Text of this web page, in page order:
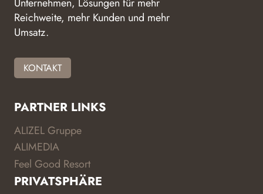
Reichweite, mehr Kunden und mehr
Umsatz.
KONTAKT
PARTNER LINKS
ALIZEL Gruppe
ALIMEDIA
Feel Good Resort
PRIVATSPHÄRE